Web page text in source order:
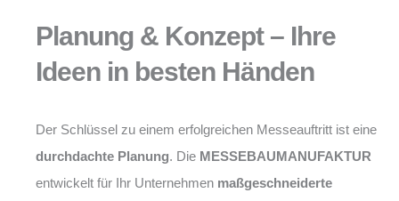
Planung & Konzept – Ihre
Ideen in besten Händen
Der Schlüssel zu einem erfolgreichen Messeauftritt ist eine
durchdachte Planung. Die MESSEBAUMANUFAKTUR
entwickelt für Ihr Unternehmen maßgeschneiderte